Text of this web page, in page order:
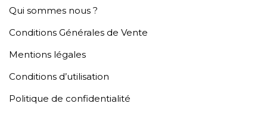
Qui sommes nous ?
Conditions Générales de Vente
Mentions légales
Conditions d’utilisation
Politique de confidentialité